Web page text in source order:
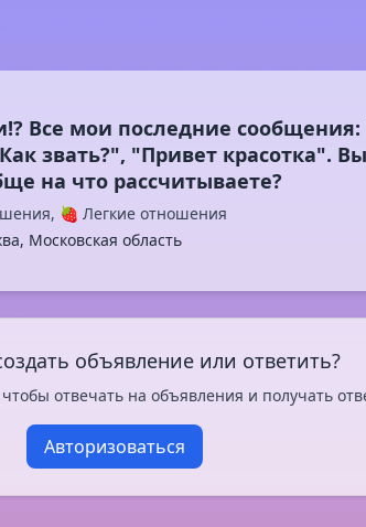
Все мои последние
звать?", "Привет красотка".
🍓 Легкие отношения
Московская область
объявление или ответить?
отвечать на объявления и получать
Авторизоваться